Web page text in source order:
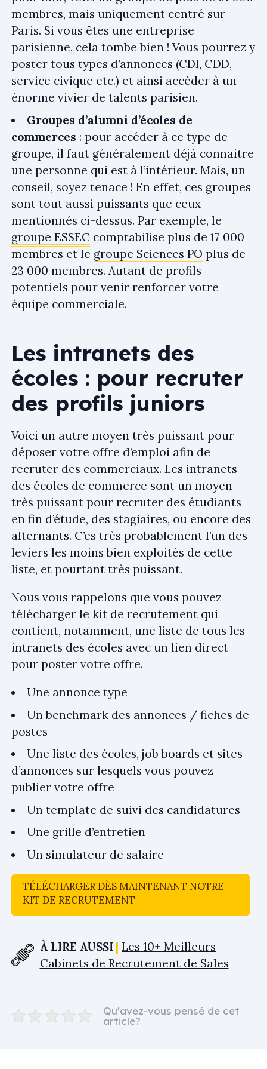
membres, mais uniquement centré sur
Paris. Si vous êtes une entreprise
parisienne, cela tombe bien ! Vous pourrez y
poster tous types d’annonces (CDI, CDD,
service civique etc.) et ainsi accéder à un
énorme vivier de talents parisien.
Groupes d’alumni d’écoles de
commerces : pour accéder à ce type de
groupe, il faut généralement déjà connaitre
une personne qui est à l’intérieur. Mais, un
conseil, soyez tenace ! En effet, ces groupes
sont tout aussi puissants que ceux
mentionnés ci-dessus. Par exemple, le
groupe ESSEC comptabilise plus de 17 000
membres et le groupe Sciences PO plus de
23 000 membres. Autant de profils
potentiels pour venir renforcer votre
équipe commerciale.
Les intranets des
écoles : pour recruter
des profils juniors
Voici un autre moyen très puissant pour
déposer votre offre d’emploi afin de
recruter des commerciaux. Les intranets
des écoles de commerce sont un moyen
très puissant pour recruter des étudiants
en fin d’étude, des stagiaires, ou encore des
alternants. C’es très probablement l’un des
leviers les moins bien exploités de cette
liste, et pourtant très puissant.
Nous vous rappelons que vous pouvez
télécharger le kit de recrutement qui
contient, notamment, une liste de tous les
intranets des écoles avec un lien direct
pour poster votre offre.
Une annonce type
Un benchmark des annonces / fiches de
postes
Une liste des écoles, job boards et sites
d’annonces sur lesquels vous pouvez
publier votre offre
Un template de suivi des candidatures
Une grille d’entretien
Un simulateur de salaire
TÉLÉCHARGER DÈS MAINTENANT NOTRE
KIT DE RECRUTEMENT
À LIRE AUSSI
Les 10+ Meilleurs
Cabinets de Recrutement de Sales
Qu'avez-vous pensé de cet
article?